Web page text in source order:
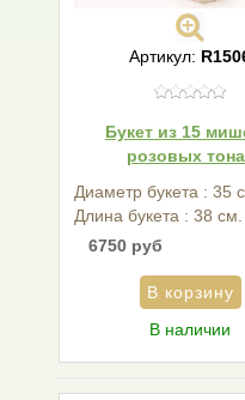
Артикул:
Букет из 15
розовых
Диаметр букета : 35
Длина букета : 38 см.
6750 руб
В наличии